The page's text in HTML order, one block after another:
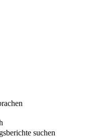
suchen